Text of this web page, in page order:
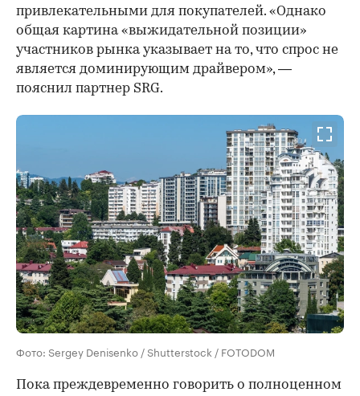
привлекательными для покупателей. «Однако
общая картина «выжидательной позиции»
участников рынка указывает на то, что спрос не
является доминирующим драйвером», —
пояснил партнер SRG.
Фото: Sergey Denisenko / Shutterstock / FOTODOM
Пока преждевременно говорить о полноценном